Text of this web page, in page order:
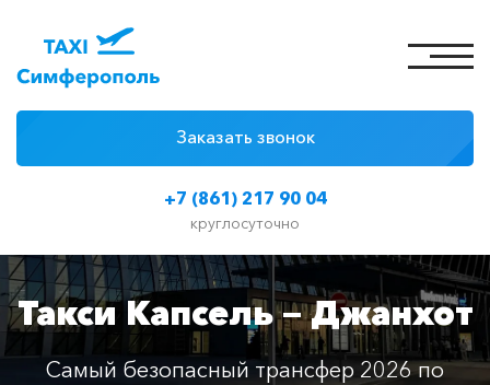
+7 (861) 217 90 04
круглосуточно
Заказать звонок
Цены на такси
Классы автомобилей
Отзывы
Контакты
Такси Капсель — Джанхот
Самый безопасный трансфер 2026 по